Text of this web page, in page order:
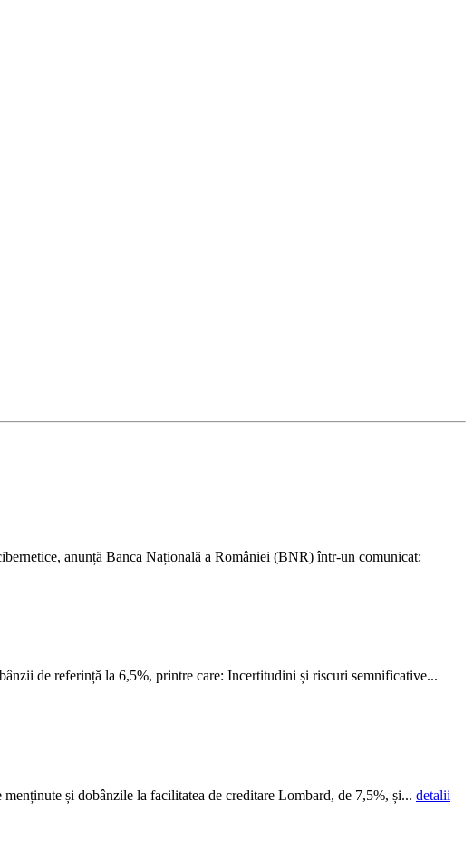
anunță Banca Națională a României (BNR) într-un comunicat:
de referință la 6,5%, printre care: Incertitudini și riscuri semnificative...
și dobânzile la facilitatea de creditare Lombard, de 7,5%, și... detalii